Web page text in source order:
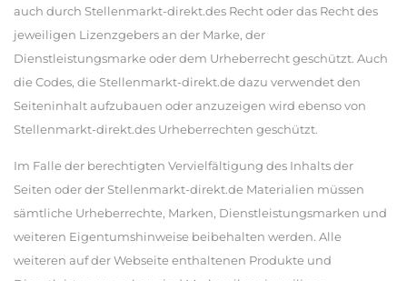
auch durch Stellenmarkt-direkt.des Recht oder das Recht des
jeweiligen Lizenzgebers an der Marke, der
Dienstleistungsmarke oder dem Urheberrecht geschützt. Auch
die Codes, die Stellenmarkt-direkt.de dazu verwendet den
Seiteninhalt aufzubauen oder anzuzeigen wird ebenso von
Stellenmarkt-direkt.des Urheberrechten geschützt.
Im Falle der berechtigten Vervielfältigung des Inhalts der
Seiten oder der Stellenmarkt-direkt.de Materialien müssen
sämtliche Urheberrechte, Marken, Dienstleistungsmarken und
weiteren Eigentumshinweise beibehalten werden. Alle
weiteren auf der Webseite enthaltenen Produkte und